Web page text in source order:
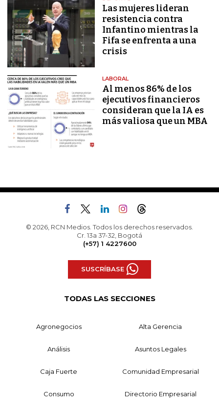
Las mujeres lideran
resistencia contra
Infantino mientras la
Fifa se enfrenta a una
crisis
LABORAL
Al menos 86% de los
ejecutivos financieros
consideran que la IA es
más valiosa que un MBA
© 2026, RCN Medios. Todos los derechos reservados.
Cr. 13a 37-32, Bogotá
(+57) 1 4227600
SUSCRÍBASE
TODAS LAS SECCIONES
Agronegocios Alta Gerencia
Análisis Asuntos Legales
Caja Fuerte Comunidad Empresarial
Consumo Directorio Empresarial